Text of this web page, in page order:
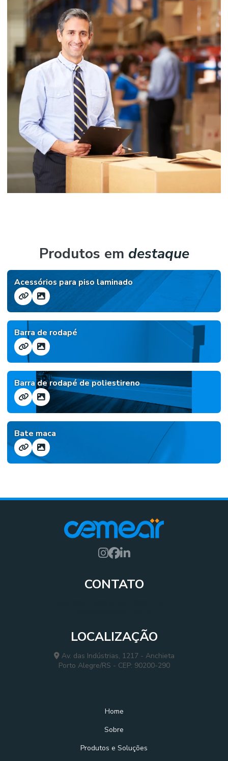
Produtos em destaque
Acessórios para piso laminado
Barra de rodapé
Barra de rodapé de poliestireno
Bate maca
CONTATO
LOCALIZAÇÃO
Av. das Indústrias, 1217 - Anchieta
Porto Alegre/RS - CEP: 90200-290
Home
Sobre
Produtos e Soluções